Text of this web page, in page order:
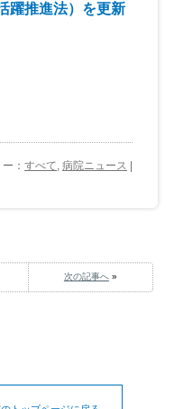
躍推進法）を更新
ー：すべて,病院ニュース
次の記事へ»